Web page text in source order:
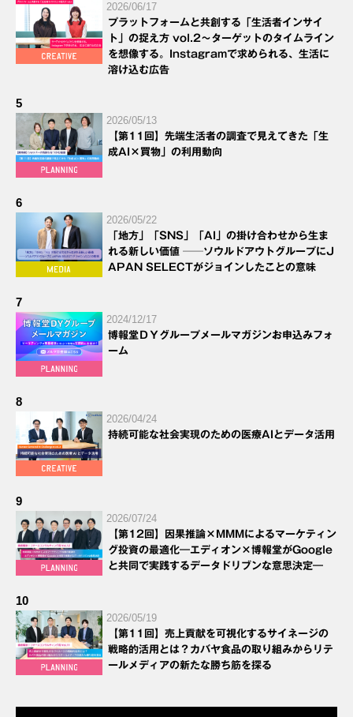
2026/06/17
プラットフォームと共創する「生活者インサイ
ト」の捉え方 vol.2～ターゲットのタイムライン
を想像する。Instagramで求められる、生活に
溶け込む広告
5
2026/05/13
【第11回】先端生活者の調査で見えてきた「生
成AI×買物」の利用動向
6
2026/05/22
「地方」「SNS」「AI」の掛け合わせから生ま
れる新しい価値 ──ソウルドアウトグループにJ
APAN SELECTがジョインしたことの意味
7
2024/12/17
博報堂ＤＹグループメールマガジンお申込みフォ
ーム
8
2026/04/24
持続可能な社会実現のための医療AIとデータ活用
9
2026/07/24
【第12回】因果推論×MMMによるマーケティン
グ投資の最適化―エディオン×博報堂がGoogle
と共同で実践するデータドリブンな意思決定―
10
2026/05/19
【第11回】売上貢献を可視化するサイネージの
戦略的活用とは？カバヤ食品の取り組みからリテ
ールメディアの新たな勝ち筋を探る